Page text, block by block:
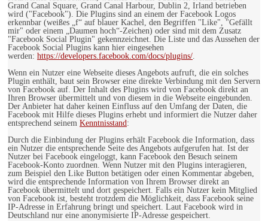
Grand Canal Square, Grand Canal Harbour, Dublin 2, Irland betrieben
wird ("Facebook"). Die Plugins sind an einem der Facebook Logos
erkennbar (weißes „f“ auf blauer Kachel, den Begriffen "Like", "Gefällt
mir" oder einem „Daumen hoch“-Zeichen) oder sind mit dem Zusatz
"Facebook Social Plugin" gekennzeichnet. Die Liste und das Aussehen der
Facebook Social Plugins kann hier eingesehen
werden: https://developers.facebook.com/docs/plugins/.
Wenn ein Nutzer eine Webseite dieses Angebots aufruft, die ein solches
Plugin enthält, baut sein Browser eine direkte Verbindung mit den Servern
von Facebook auf. Der Inhalt des Plugins wird von Facebook direkt an
Ihren Browser übermittelt und von diesem in die Webseite eingebunden.
Der Anbieter hat daher keinen Einfluss auf den Umfang der Daten, die
Facebook mit Hilfe dieses Plugins erhebt und informiert die Nutzer daher
entsprechend seinem Kenntnisstand:
Durch die Einbindung der Plugins erhält Facebook die Information, dass
ein Nutzer die entsprechende Seite des Angebots aufgerufen hat. Ist der
Nutzer bei Facebook eingeloggt, kann Facebook den Besuch seinem
Facebook-Konto zuordnen. Wenn Nutzer mit den Plugins interagieren,
zum Beispiel den Like Button betätigen oder einen Kommentar abgeben,
wird die entsprechende Information von Ihrem Browser direkt an
Facebook übermittelt und dort gespeichert. Falls ein Nutzer kein Mitglied
von Facebook ist, besteht trotzdem die Möglichkeit, dass Facebook seine
IP-Adresse in Erfahrung bringt und speichert. Laut Facebook wird in
Deutschland nur eine anonymisierte IP-Adresse gespeichert.